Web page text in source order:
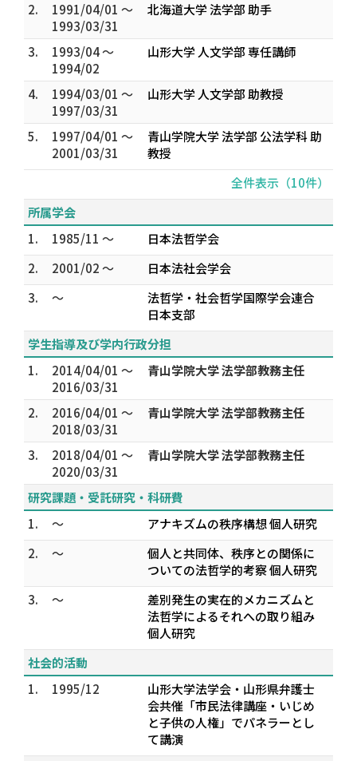
2.
1991/04/01 ～
1993/03/31
北海道大学 法学部 助手
3.
1993/04 ～
1994/02
山形大学 人文学部 専任講師
4.
1994/03/01 ～
1997/03/31
山形大学 人文学部 助教授
5.
1997/04/01 ～
2001/03/31
青山学院大学 法学部 公法学科 助
教授
全件表示（10件）
所属学会
1.
1985/11 ～
日本法哲学会
2.
2001/02 ～
日本法社会学会
3.
～
法哲学・社会哲学国際学会連合
日本支部
学生指導及び学内行政分担
1.
2014/04/01 ～
2016/03/31
青山学院大学 法学部教務主任
2.
2016/04/01 ～
2018/03/31
青山学院大学 法学部教務主任
3.
2018/04/01 ～
2020/03/31
青山学院大学 法学部教務主任
研究課題・受託研究・科研費
1.
～
アナキズムの秩序構想 個人研究
2.
～
個人と共同体、秩序との関係に
ついての法哲学的考察 個人研究
3.
～
差別発生の実在的メカニズムと
法哲学によるそれへの取り組み
個人研究
社会的活動
1.
1995/12
山形大学法学会・山形県弁護士
会共催「市民法律講座・いじめ
と子供の人権」でパネラーとし
て講演